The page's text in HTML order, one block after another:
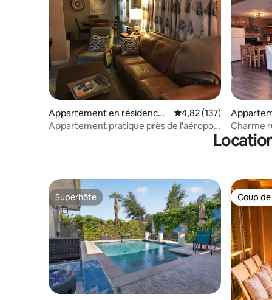
Appartement en résidence ⋅
Irving
Évaluation moyenne
4,82 (137)
Appartement pratique près de l'aéroport
Arlington
Charme
deux pas
Superhôte
Superhôte Coup
Coup